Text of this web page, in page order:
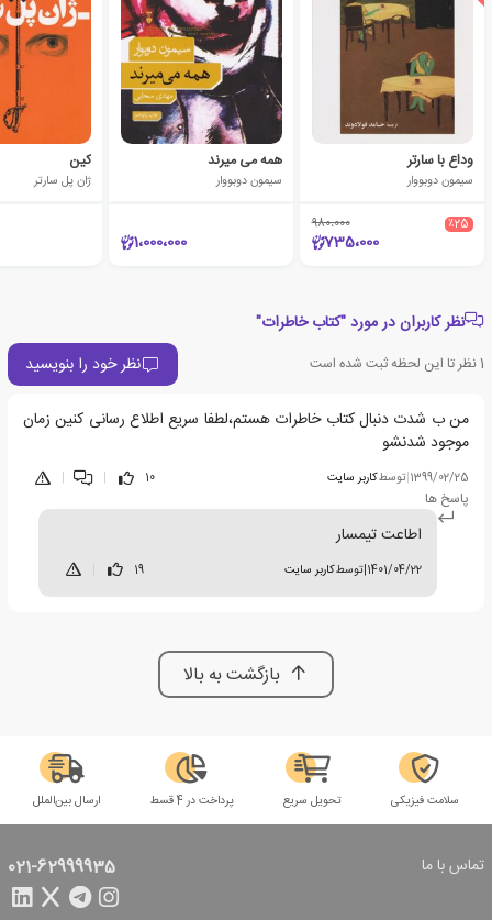
وداع با سارتر
سیمون دوبووار
٪25 980،000
735،000
همه می میرند
سیمون دوبووار
1،000،000
کین
ژان پل سارتر
نظر کاربران در مورد "کتاب خاطرات"
1نظر تا این لحظه ثبت شده است نظر خود را بنویسید
من ب شدت دنبال کتاب خاطرات هستم،لطفا سریع اطلاع رسانی کنین زمان
موجود شدنشو
1399/02/25
|توسطکاربر سایت 10
|
|
پاسخ ها
اطاعت تیمسار
1401/04/22
|توسطکاربر سایت 19
بازگشت به بالا
سلامت فیزیکی تحویل سریع پرداخت در 4 قسط ارسال بین‌الملل
تماس با ما 021-62999935